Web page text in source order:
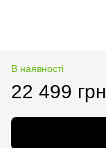
В наявності
22 499 грн